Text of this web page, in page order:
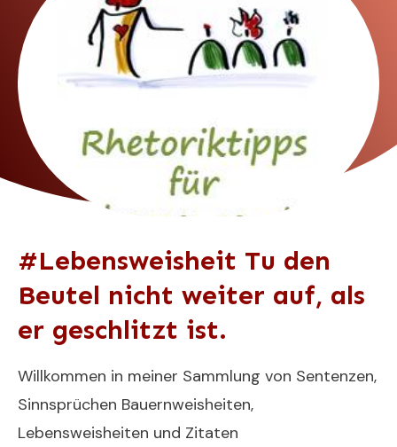
#Lebensweisheit Tu den
Beutel nicht weiter auf, als
er geschlitzt ist.
Willkommen in meiner Sammlung von Sentenzen,
Sinnsprüchen Bauernweisheiten,
Lebensweisheiten und Zitaten